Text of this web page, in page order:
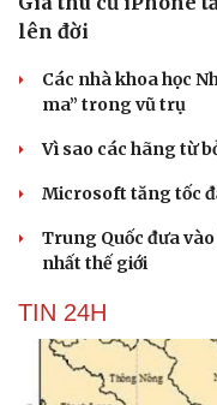
lên đời
Các nhà khoa học
ma” trong vũ trụ
Vì sao các hãng từ
Microsoft tăng tốc
Trung Quốc đưa
nhất thế giới
TIN 24H